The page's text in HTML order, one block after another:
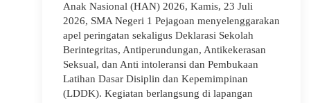
Anak Nasional (HAN) 2026, Kamis, 23 Juli
2026, SMA Negeri 1 Pejagoan menyelenggarakan
apel peringatan sekaligus Deklarasi Sekolah
Berintegritas, Antiperundungan, Antikekerasan
Seksual, dan Anti intoleransi dan Pembukaan
Latihan Dasar Disiplin dan Kepemimpinan
(LDDK). Kegiatan berlangsung di lapangan